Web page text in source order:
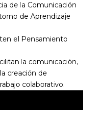
de la Comunicación
de Aprendizaje
el Pensamiento
la comunicación,
creación de
colaborativo.